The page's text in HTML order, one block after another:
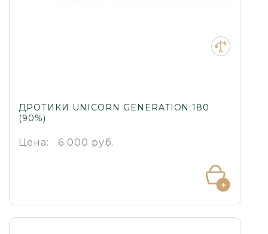
ДРОТИКИ UNICORN GENERATION 180
(90%)
Цена: 6 000 руб.